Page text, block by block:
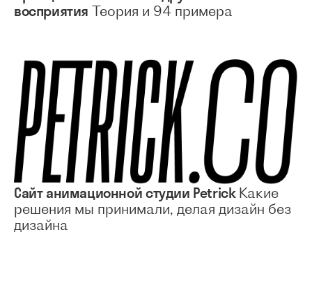
восприятия Теория и 94 примера
Сайт анимационной студии Petrick Какие
решения мы принимали, делая дизайн без
дизайна